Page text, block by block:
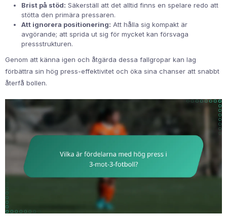
Brist på stöd: Säkerställ att det alltid finns en spelare redo att
stötta den primära pressaren.
Att ignorera positionering: Att hålla sig kompakt är
avgörande; att sprida ut sig för mycket kan försvaga
pressstrukturen.
Genom att känna igen och åtgärda dessa fallgropar kan lag
förbättra sin hög press-effektivitet och öka sina chanser att snabbt
återfå bollen.